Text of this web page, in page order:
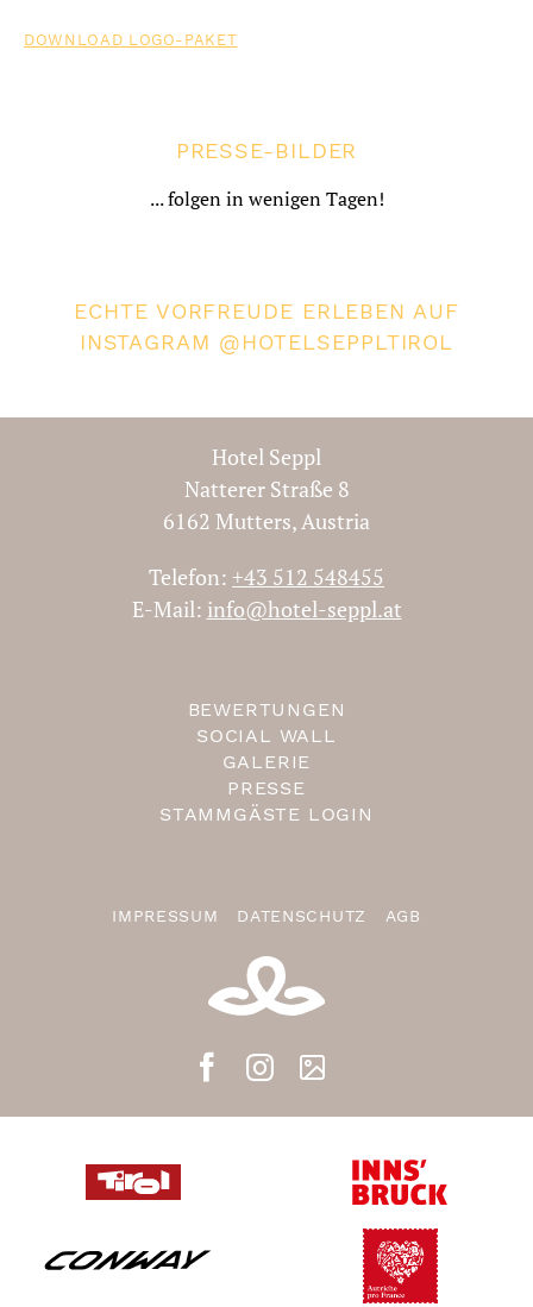
ROMANTIK IM SEPPL 2
2 Übernachtungen
10.01.2023 - 19.12.2024
Bei Fragen sind wir für Sie telefonisch
oder per E-mail immer erreichbar.
Buchen
DOWNLOAD LOGO-PAKET
PRESSE-BILDER
... folgen in wenigen Tagen!
ECHTE VORFREUDE ERLEBEN AUF
INSTAGRAM @HOTELSEPPLTIROL
BEWERTUNGEN
SOCIAL WALL
GALERIE
PRESSE
STAMMGÄSTE LOGIN
Hotel Seppl
Natterer Straße 8
6162 Mutters, Austria
Telefon: +43 512 548455
E-Mail: info@hotel-seppl.at
IMPRESSUM DATENSCHUTZ AGB